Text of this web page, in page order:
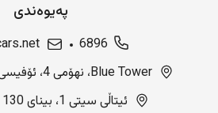
پەیوەندی
6896
Blue Tower، نهۆمی 4، ئۆفیسی 407، بەغدا، عێراق
ئیتاڵی سیتی 1، بینای 130 هەولێر، عێراق